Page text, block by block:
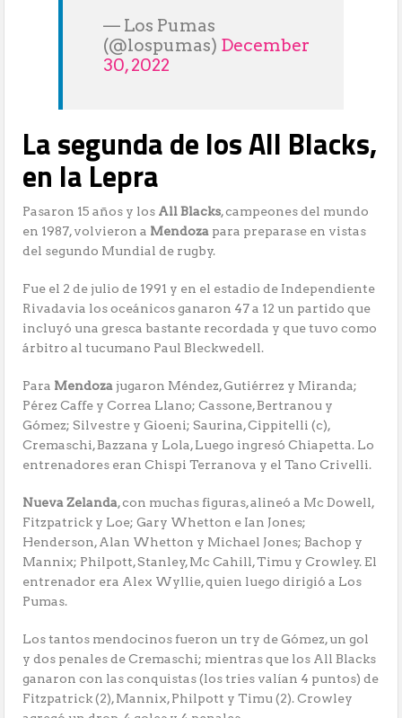
— Los Pumas
(@lospumas) December
30, 2022
La segunda de los All Blacks,
en la Lepra
Pasaron 15 años y los All Blacks, campeones del mundo
en 1987, volvieron a Mendoza para preparase en vistas
del segundo Mundial de rugby.
Fue el 2 de julio de 1991 y en el estadio de Independiente
Rivadavia los oceánicos ganaron 47 a 12 un partido que
incluyó una gresca bastante recordada y que tuvo como
árbitro al tucumano Paul Bleckwedell.
Para Mendozajugaron Méndez, Gutiérrez y Miranda;
Pérez Caffe y Correa Llano; Cassone, Bertranou y
Gómez; Silvestre y Gioeni; Saurina, Cippitelli (c),
Cremaschi, Bazzana y Lola, Luego ingresó Chiapetta. Lo
entrenadores eran Chispi Terranova y el Tano Crivelli.
Nueva Zelanda, con muchas figuras, alineó a Mc Dowell,
Fitzpatrick y Loe; Gary Whetton e Ian Jones;
Henderson, Alan Whetton y Michael Jones; Bachop y
Mannix; Philpott, Stanley, Mc Cahill, Timu y Crowley. El
entrenador era Alex Wyllie, quien luego dirigió a Los
Pumas.
Los tantos mendocinos fueron un try de Gómez, un gol
y dos penales de Cremaschi; mientras que los All Blacks
ganaron con las conquistas (los tries valían 4 puntos) de
Fitzpatrick (2), Mannix, Philpott y Timu (2). Crowley